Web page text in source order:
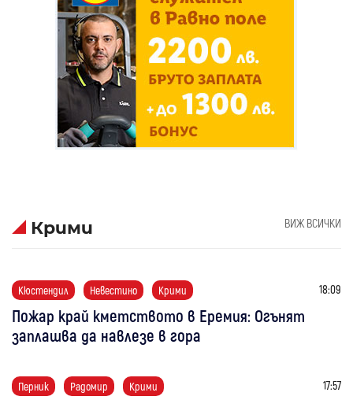
Крими ВИЖ ВСИЧКИ
Кюстендил Невестино Крими 18:09
Пожар край кметството в Еремия: Огънят
заплашва да навлезе в гора
Перник Радомир Крими 17:57